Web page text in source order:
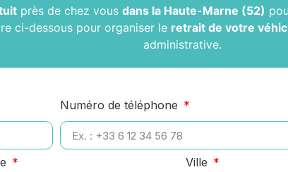
près de chez vous dans la Haute-Marne (52)
ci-dessous pour organiser le retrait de votre
administrative.
Numéro de téléphone
Ville